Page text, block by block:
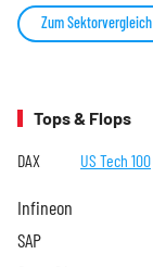
Zum Sektorvergleich
Tops & Flops
DAX US Tech 100
Infineon
SAP